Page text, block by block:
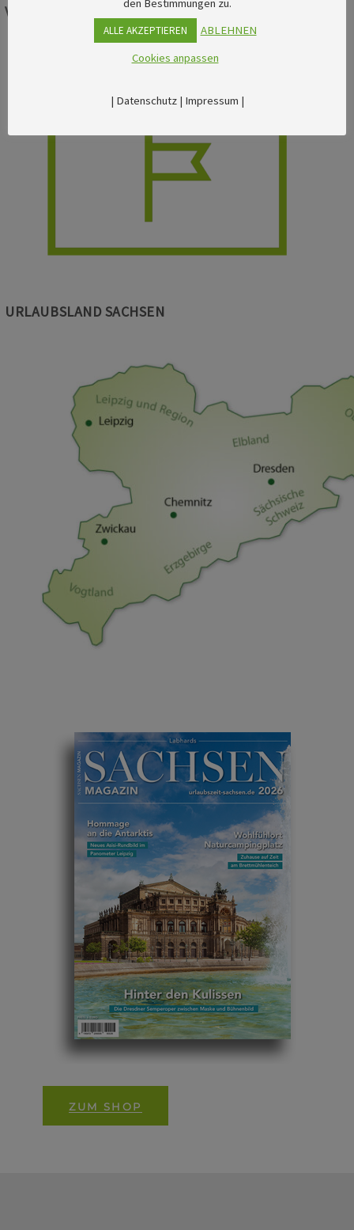
VERANSTALTUNGSKALENDER
URLAUBSLAND SACHSEN
ZUM SHOP
ALLE AKZEPTIEREN
ABLEHNEN
Cookies anpassen
| Datenschutz| Impressum |